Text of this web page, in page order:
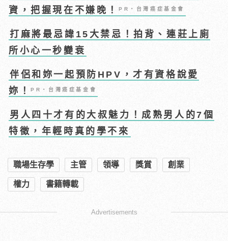
資，把握現在不嫌晚！PR・台灣癌症基金會
打麻將最忌諱15大禁忌！拍背、連莊上廁
所小心一秒變衰
伴侶和妳一起預防HPV，才有資格說愛
妳！PR・台灣癌症基金會
男人四十才有的大叔魅力！成熟男人的7個
特徵，年輕時真的學不來
職場生存學 主管 領導 獎賞 創業
權力 書籍轉載
Advertisements